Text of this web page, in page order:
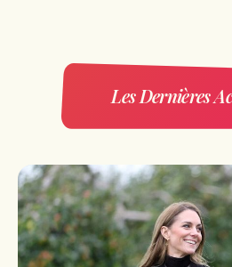
Les Dernières